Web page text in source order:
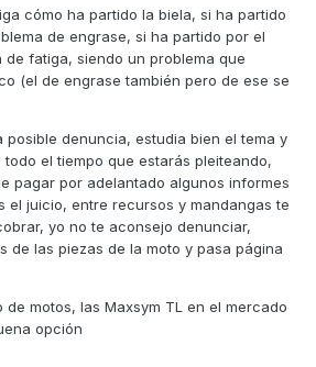
cómo ha partido la biela, si ha partido
de engrase, si ha partido por el
fatiga, siendo un problema que
(el de engrase también pero de ese se
posible denuncia, estudia bien el tema y
el tiempo que estarás pleiteando,
pagar por adelantado algunos informes
el juicio, entre recursos y mandangas te
yo no te aconsejo denunciar,
de las piezas de la moto y pasa página
de motos, las Maxsym TL en el mercado
opción